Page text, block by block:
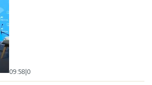
09:58 0